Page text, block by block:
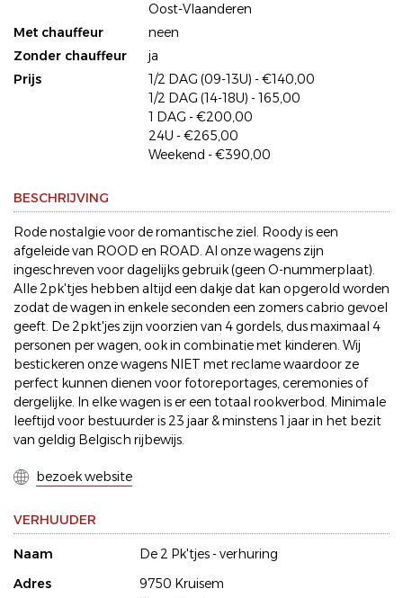
Oost-Vlaanderen
Met chauffeur
neen
Zonder chauffeur
ja
Prijs
1/2 DAG (09-13U) - €140,00
1/2 DAG (14-18U) - 165,00
1 DAG - €200,00
24U - €265,00
Weekend - €390,00
BESCHRIJVING
Rode nostalgie voor de romantische ziel. Roody is een
afgeleide van ROOD en ROAD. Al onze wagens zijn
ingeschreven voor dagelijks gebruik (geen O-nummerplaat).
Alle 2pk'tjes hebben altijd een dakje dat kan opgerold worden
zodat de wagen in enkele seconden een zomers cabrio gevoel
geeft. De 2pkt'jes zijn voorzien van 4 gordels, dus maximaal 4
personen per wagen, ook in combinatie met kinderen. Wij
bestickeren onze wagens NIET met reclame waardoor ze
perfect kunnen dienen voor fotoreportages, ceremonies of
dergelijke. In elke wagen is er een totaal rookverbod. Minimale
leeftijd voor bestuurder is 23 jaar & minstens 1 jaar in het bezit
van geldig Belgisch rijbewijs.
bezoek website
VERHUUDER
Naam
De 2 Pk'tjes - verhuring
Adres
9750 Kruisem